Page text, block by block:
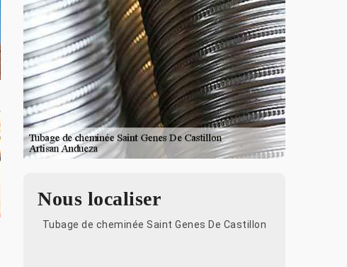
Nous localiser
Tubage de cheminée Saint Genes De Castillon